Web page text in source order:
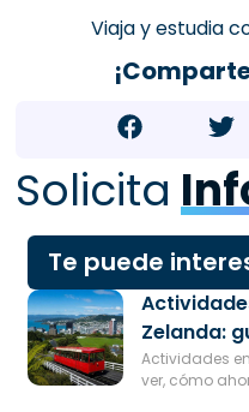
Viaja y estudia
Solicita
Te puede
Zelanda:
Actividades
ver, cómo